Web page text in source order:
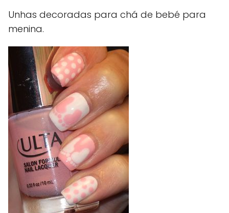
Unhas decoradas para chá de bebé para
menina.